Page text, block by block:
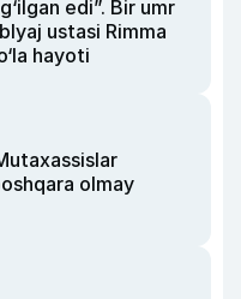
edi”. Bir umr
ustasi Rimma
hayoti
olmay